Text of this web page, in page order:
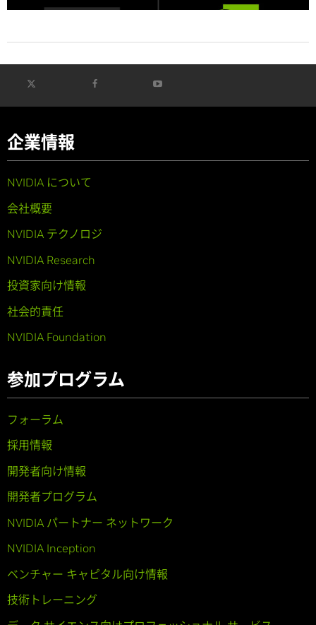
企業情報
NVIDIA について
会社概要
NVIDIA テクノロジ
NVIDIA Research
投資家向け情報
社会的責任
NVIDIA Foundation
参加プログラム
フォーラム
採用情報
開発者向け情報
開発者プログラム
NVIDIA パートナー ネットワーク
NVIDIA Inception
ベンチャー キャピタル向け情報
技術トレーニング